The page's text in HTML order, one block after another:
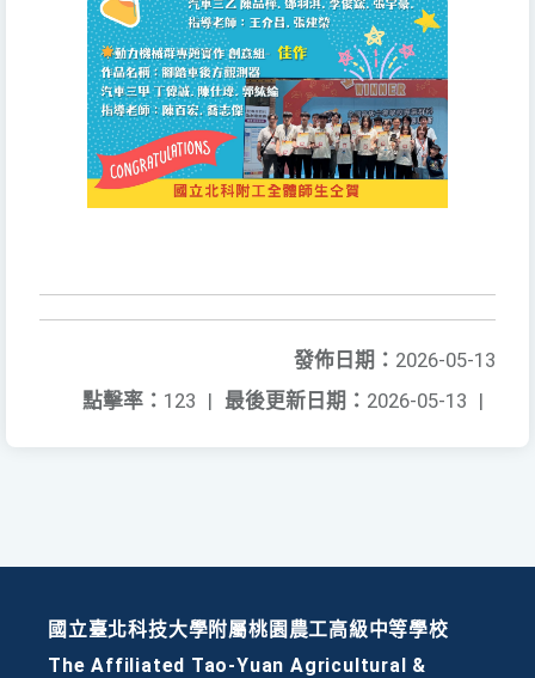
發佈日期： 2026-05-13
最後更新日期： 2026-05-13 |
點擊率： 123 |
國立臺北科技大學附屬桃園農工高級中等學校
The Affiliated Tao-Yuan Agricultural &